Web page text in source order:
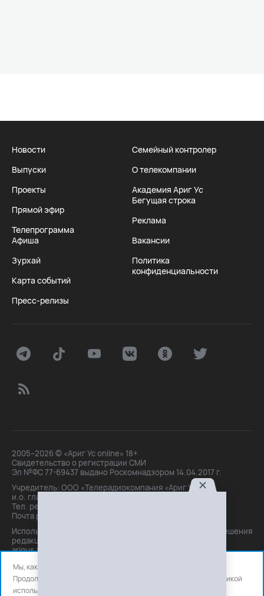
Новости
Выпуски
Проекты
Прямой эфир
Телепрограмма
Афиша
Зурхай
Карта событий
Пресс-релизы
Семейный контролер
О телекомпании
Академия Ариг Ус
Бегущая строка
Реклама
Вакансии
Политика
конфиденциальности
2005–2026 © «Ариг Ус online» 18+
Свидетельство о регистрации СМИ
Эл №ФС 77-69437 выдано Роскомнадзором 14.04.2017 г.
Учредитель: ООО «Телерадиокомпания «Ариг Ус»,
и.о. главного редактора: Маханова О.Б.
Тел. peдakции: +7(3012)21-30-14,
Почта peдakции: editor@arigus.tv
Использование материалов только с письменного разрешения
редакции. При цитировании прямая активная ссылка на
arigus.tv обязательна.
Мы, как и все используем файлы cookie и сервисы аналитики.
Продолжая использовать сайт, вы соглашаетесь с нашей
политикой
использования